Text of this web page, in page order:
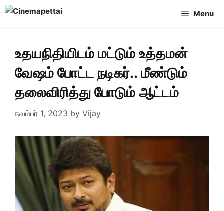
Skip
Menu
உதயநிதியிடம் மட்டும் உத்தமன்
வேஷம் போட்ட நடிகர்.. மீண்டும்
தலைவிரித்து போடும் ஆட்டம்
நவம்பர் 1, 2023 by Vijay